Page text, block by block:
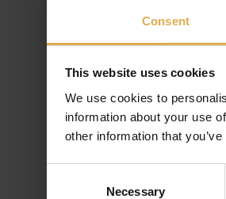
Consent
This website uses cookies
We use cookies to
information about your use
other information that
Necessary